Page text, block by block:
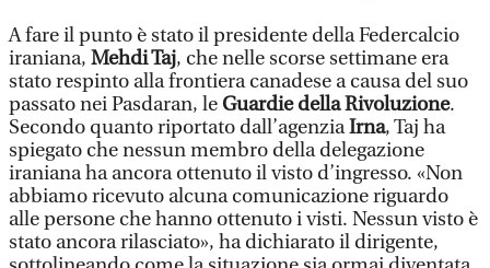
A fare il punto è stato il presidente della Federcalcio
iraniana, Mehdi Taj, che nelle scorse settimane era
stato respinto alla frontiera canadese a causa del suo
passato nei Pasdaran, leGuardie della Rivoluzione.
Secondo quanto riportato dall’agenziaIrna, Taj ha
spiegato che nessun membro della delegazione
iraniana ha ancora ottenuto il visto d’ingresso. «Non
abbiamo ricevuto alcuna comunicazione riguardo
alle persone che hanno ottenuto i visti. Nessun visto è
stato ancora rilasciato», ha dichiarato il dirigente,